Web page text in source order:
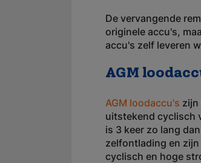
De vervangende
originele accu's,
accu's zelf leveren
AGM
AGM loodaccu's zijn
uitstekend cyclisch
is 3 keer zo lang
zelfontlading en
cyclisch en hoge